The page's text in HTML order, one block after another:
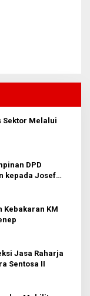
Sektor Melalui
DPD
kepada Josef
Kebakaran KM
Jasa Raharja
Sentosa II